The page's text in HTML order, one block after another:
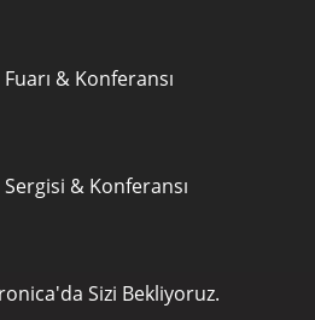
& Konferansı
& Konferansı
Sizi Bekliyoruz.